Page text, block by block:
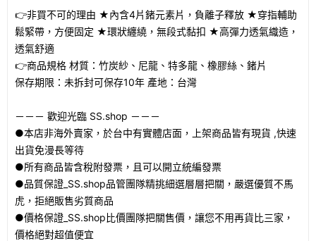
👉非買不可的理由 ★內含4片鍺元素片，負離子釋放 ★穿指輔助
鬆緊帶，方便固定 ★環狀纏繞，無段式黏扣 ★高彈力透氣織造，
透氣舒適
👉商品規格 材質：竹炭紗、尼龍、特多龍、橡膠絲、鍺片
保存期限：未拆封可保存10年 產地：台灣
－－－ 歡迎光臨 SS.shop －－－
●本店非海外賣家，於台中有實體店面，上架商品皆有現貨 ,快速
出貨免漫長等待
●所有商品皆含稅附發票，且可以開立統編發票
●品質保證_SS.shop品管團隊精挑細選層層把關，嚴選優質不馬
虎，拒絕販售劣質商品
●價格保證_SS.shop比價團隊把關售價，讓您不用再貨比三家，
價格絕對超值便宜